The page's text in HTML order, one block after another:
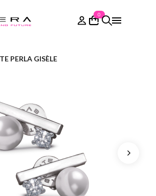
0
PERLA GISÈLE